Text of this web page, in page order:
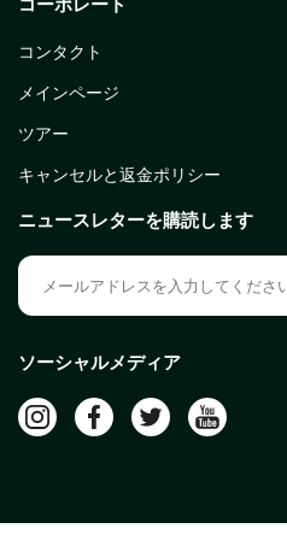
コンタクト
メインページ
ツアー
キャンセルと返金ポリシー
ニュースレターを購読します
ソーシャルメディア